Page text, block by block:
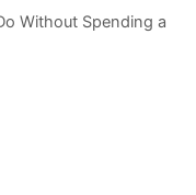
Without Spending a